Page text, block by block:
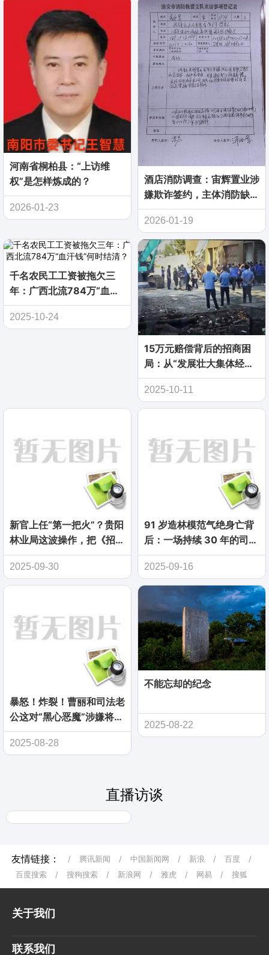
河南省桐柏县：“上访维
权”是怎样炼成的？
2026-01-23
酒店消防调查：宙辉置业涉
嫌欺诈签约，主体消防缺陷
致合同无效
2026-01-19
千名农民工工资被拖欠三
年：广西北流784万“血汗
钱”何时结清？
2025-10-24
15万元赔偿背后的招商困
局：从“发展壮大集体经
济”到“强制拆除” 河北三河
如何让企业主寒了心？
2025-10-11
新官上任“第一把火”？贵阳
林业局这波操作，把《招标
投标法》当摆设了？
2025-09-30
91 岁造林模范气绝身亡背
后：一场持续 30 年的司法
拉锯战
2025-09-16
暴怒！炸裂！曹丽和司法老
公这对“黑心恶魔”涉嫌将国
有资产民营企业啃得千疮百
孔！
2025-08-28
不能忘却的纪念
2025-08-22
直播访谈
友情链接： / 腾讯新闻 / 中国新闻网 / 新浪 / 百度
/
百度搜索
/ 搜狗搜索 / 新浪网 / 雅虎 / 网易 / 搜狐
关于我们
联系我们